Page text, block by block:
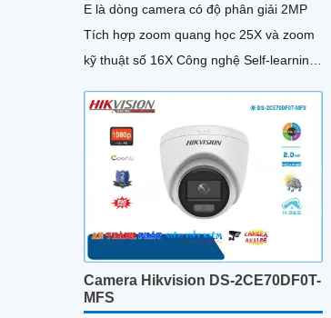
E là dòng camera có độ phân giải 2MP
Tích hợp zoom quang học 25X và zoom
kỹ thuật số 16X Công nghệ Self-learning
AcuSense hỗ trợ nhận diện người và
phương tiện, chụp tối đa 5 khuôn mặt
đồng thời
Camera Hikvision DS-2CE70DF0T-
MFS